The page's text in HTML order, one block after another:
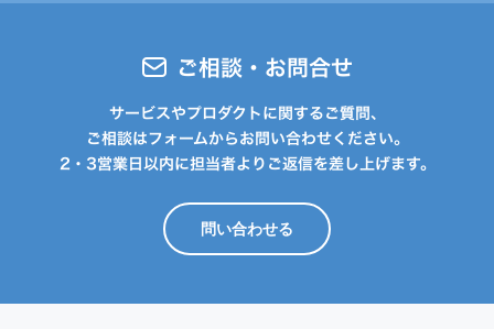
ご相談・お問合せ
サービスやプロダクトに関するご質問、
ご相談はフォームからお問い合わせください。
2・3営業日以内に担当者よりご返信を差し上げます。
問い合わせる